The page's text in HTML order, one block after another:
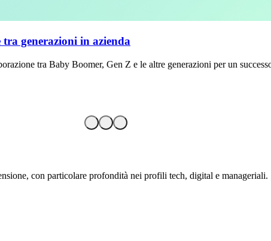
in azienda
Baby Boomer, Gen Z e le altre generazioni per un successo duraturo.
con particolare profondità nei profili tech, digital e manageriali.